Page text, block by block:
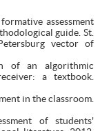
assessment
guide. St.
vector of
of an algorithmic
a textbook.
in the classroom.
of students'